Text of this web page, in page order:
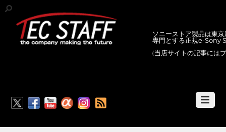
ソニーストア製品は東
専門とする正規e-Sony
(当店サイトの記事には